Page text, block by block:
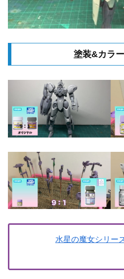
塗装&カラ
水星の魔女シリー